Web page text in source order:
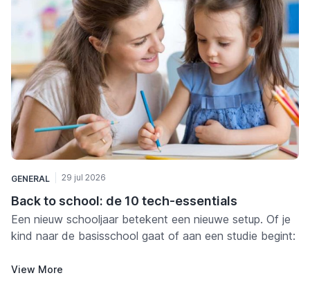
GENERAL 29 jul 2026
Back to school: de 10 tech-essentials
Een nieuw schooljaar betekent een nieuwe setup. Of je
kind naar de basisschool gaat of aan een studie begint:
comfortabeler en een stuk minder stressvol — voor hen
View More